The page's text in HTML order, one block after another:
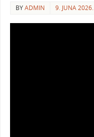
BYADMIN 9. JUNA 2026.